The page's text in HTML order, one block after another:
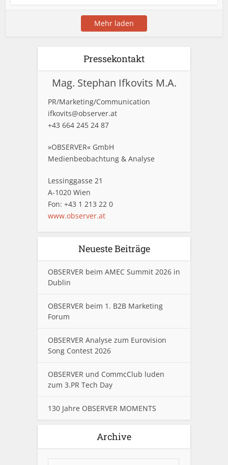
Mehr laden
Pressekontakt
Mag. Stephan Ifkovits M.A.
PR/Marketing/Communication
ifkovits@observer.at
+43 664 245 24 87
»OBSERVER« GmbH
Medienbeobachtung & Analyse
Lessinggasse 21
A-1020 Wien
Fon: +43 1 213 22 0
www.observer.at
Neueste Beiträge
OBSERVER beim AMEC Summit 2026 in
Dublin
OBSERVER beim 1. B2B Marketing
Forum
OBSERVER Analyse zum Eurovision
Song Contest 2026
OBSERVER und CommcClub luden
zum 3.PR Tech Day
130 Jahre OBSERVER MOMENTS
Archive